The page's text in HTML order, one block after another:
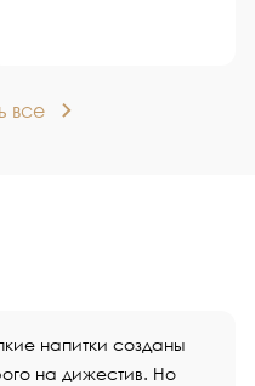
все
напитки созданы
на дижестив. Но